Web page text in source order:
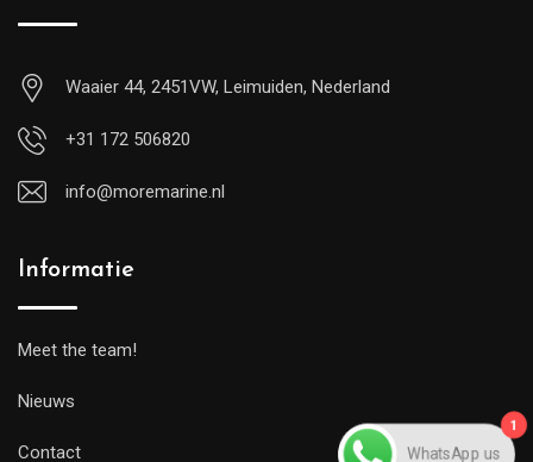
Waaier 44, 2451VW, Leimuiden, Nederland
+31 172 506820
info@moremarine.nl
Informatie
Meet the team!
Nieuws
Contact
1
WhatsApp us